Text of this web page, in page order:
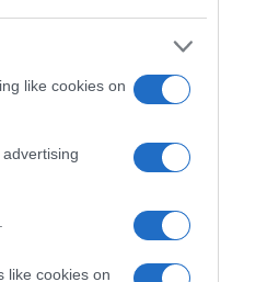
like cookies on
like cookies on